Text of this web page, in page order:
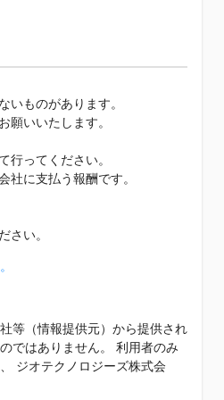
いものがあります。
願いいたします。
行ってください。
に支払う報酬です。
さい。
等（情報提供元）から提供され
ではありません。 利用者のみ
ジオテクノロジーズ株式会